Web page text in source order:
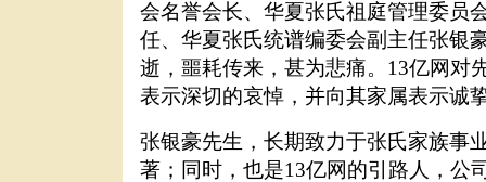
会名誉会长、华夏张氏祖庭管理委员
任、华夏张氏统谱编委会副主任张银
逝，噩耗传来，甚为悲痛。 13亿网对
表示深切的哀悼，并向其家属表示诚
张银豪先生，长期致力于张氏家族事
著；同时，也是13亿网的引路人，公